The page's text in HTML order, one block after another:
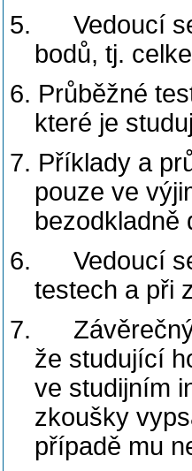
5.
Vedoucí
bodů, tj.
6. Průběžné
které je
7. Příklady a
pouze ve
bezodkladně
6.
Vedoucí
testech a při
7.
že studující
ve studijním
zkoušky
případě mu